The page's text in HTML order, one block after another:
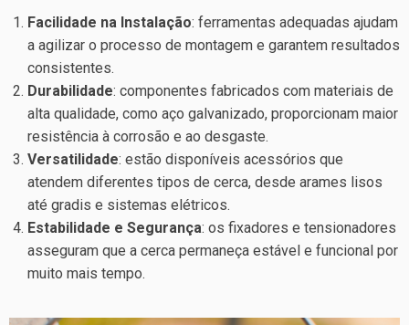
Facilidade na Instalação: ferramentas adequadas ajudam
a agilizar o processo de montagem e garantem resultados
consistentes.
Durabilidade: componentes fabricados com materiais de
alta qualidade, como aço galvanizado, proporcionam maior
resistência à corrosão e ao desgaste.
Versatilidade: estão disponíveis acessórios que
atendem diferentes tipos de cerca, desde arames lisos
até gradis e sistemas elétricos.
Estabilidade e Segurança: os fixadores e tensionadores
asseguram que a cerca permaneça estável e funcional por
muito mais tempo.